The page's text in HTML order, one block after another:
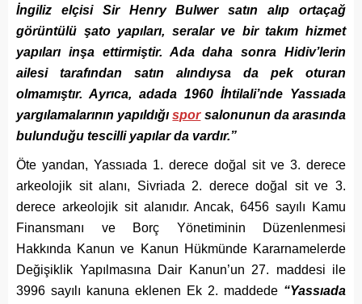
İngiliz elçisi Sir Henry Bulwer satın alıp ortaçağ
görüntülü şato yapıları, seralar ve bir takım hizmet
yapıları inşa ettirmiştir. Ada daha sonra Hidiv’lerin
ailesi tarafından satın alındıysa da pek oturan
olmamıştır. Ayrıca, adada 1960 İhtilali’nde Yassıada
yargılamalarının yapıldığısporsalonunun da arasında
bulunduğu tescilli yapılar da vardır.”
Öte yandan, Yassıada 1. derece doğal sit ve 3. derece
arkeolojik sit alanı, Sivriada 2. derece doğal sit ve 3.
derece arkeolojik sit alanıdır. Ancak, 6456 sayılı Kamu
Finansmanı ve Borç Yönetiminin Düzenlenmesi
Hakkında Kanun ve Kanun Hükmünde Kararnamelerde
Değişiklik Yapılmasına Dair Kanun’un 27. maddesi ile
3996 sayılı kanuna eklenen Ek 2. maddede “Yassıada